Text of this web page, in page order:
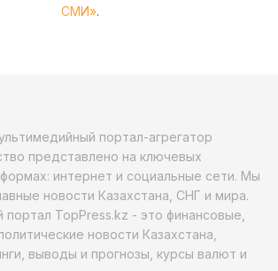
СМИ».
портал-агрегатор
представлено на ключевых
интернет и социальные сети. Мы
новости Казахстана, СНГ и мира.
TopPress.kz - это финансовые,
новости Казахстана,
выводы и прогнозы, курсы валют и